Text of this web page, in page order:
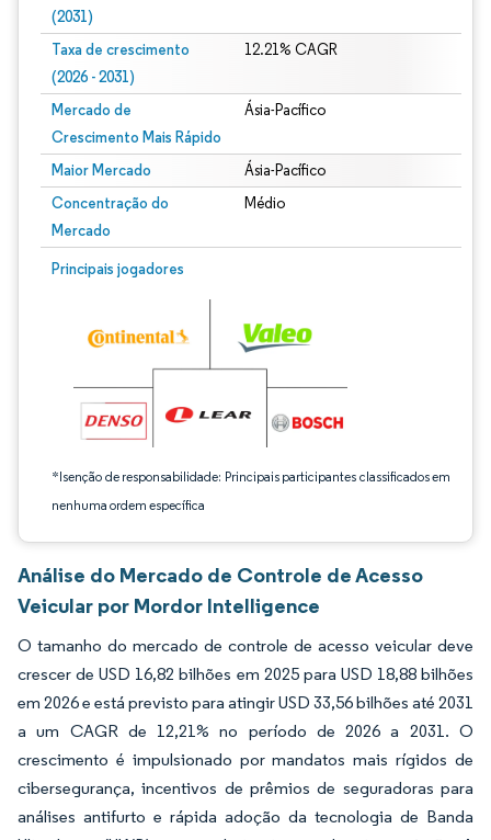
(2031)
Taxa de crescimento
(2026 - 2031)
12.21% CAGR
Mercado de
Crescimento Mais Rápido
Ásia-Pacífico
Maior Mercado Ásia-Pacífico
Concentração do
Mercado
Médio
Principais jogadores
*Isenção de responsabilidade: Principais participantes classificados em
nenhuma ordem específica
Imagem © Mordor Intelligence. O reuso requer atribuição conforme CC BY 4.0.
Análise do Mercado de Controle de Acesso
Veicular por Mordor Intelligence
O tamanho do mercado de controle de acesso veicular deve
crescer de USD 16,82 bilhões em 2025 para USD 18,88 bilhões
em 2026 e está previsto para atingir USD 33,56 bilhões até 2031
a um CAGR de 12,21% no período de 2026 a 2031. O
crescimento é impulsionado por mandatos mais rígidos de
cibersegurança, incentivos de prêmios de seguradoras para
análises antifurto e rápida adoção da tecnologia de Banda